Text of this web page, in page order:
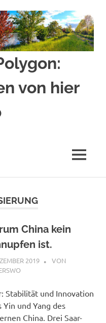
von hier
MENÜ
China kein
ist.
2019 STEPHAN
VON
Stabilität und Innovation
Yin und Yang des
China. Drei Saar-